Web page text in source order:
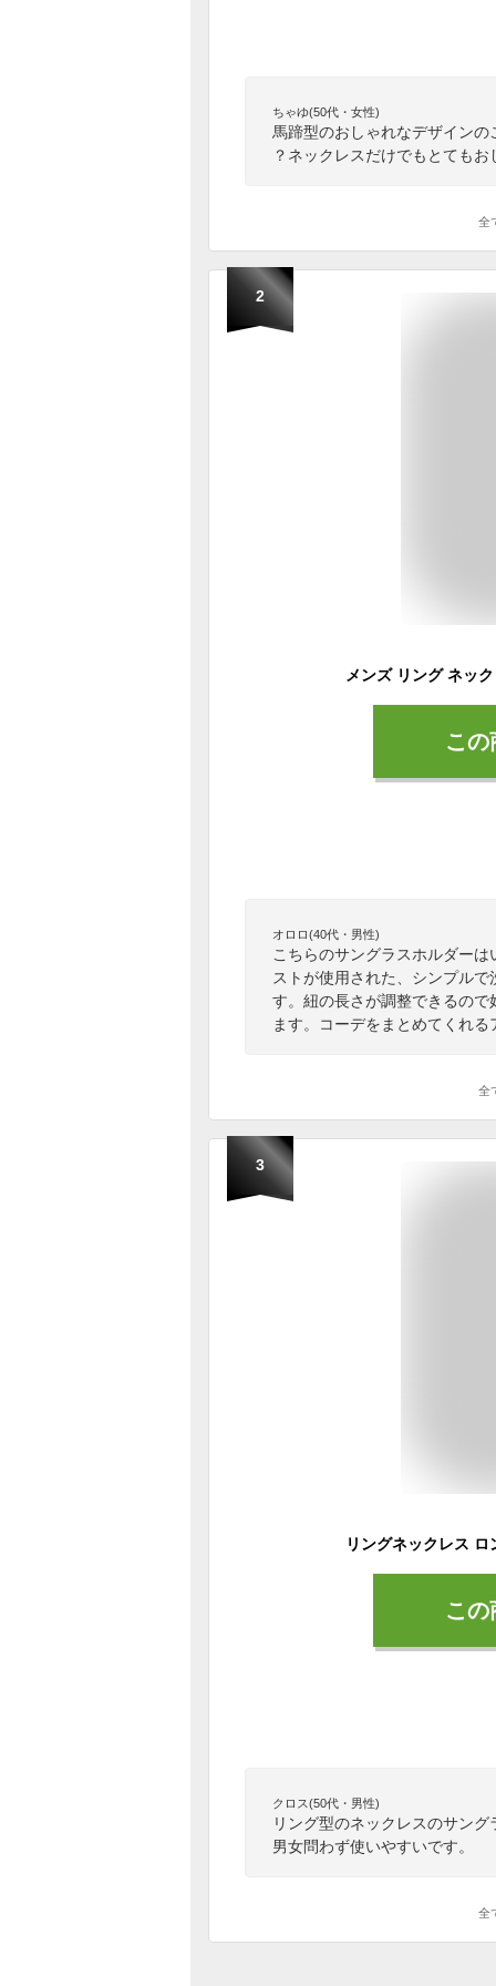
ちゃゆ(50代・女性)
馬蹄型のおしゃれなデザイン
？ネックレスだけでもとても
全
2
こ
オロロ(40代・男性)
こちらのサングラスホルダー
ストが使用された、シンプル
す。紐の長さが調整できるの
ます。コーデをまとめてくれ
全
3
こ
クロス(50代・男性)
リング型のネックレスのサン
男女問わず使いやすいです。
全